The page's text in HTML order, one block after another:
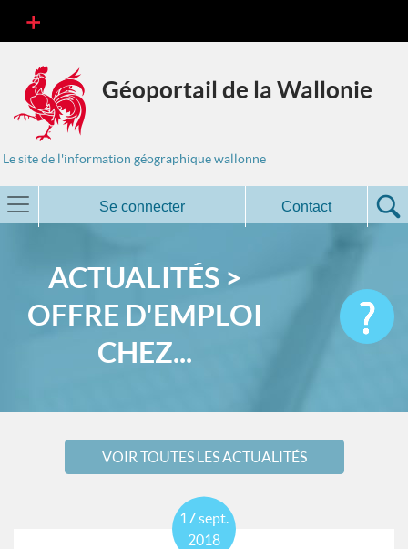
Géoportail de la Wallonie
Le site de l'information géographique wallonne
Se connecter Contact
ACTUALITÉS >
OFFRE D'EMPLOI
CHEZ...
VOIR TOUTES LES ACTUALITÉS
17sept.
2018